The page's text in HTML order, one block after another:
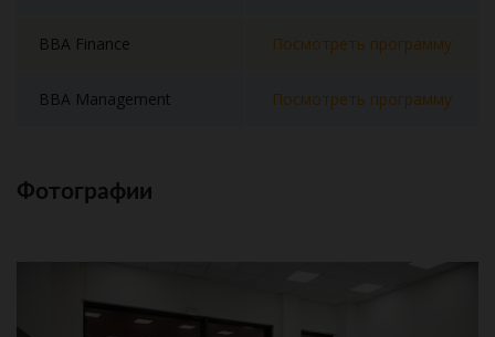
BBA Finance Посмотреть программу
BBA Management Посмотреть программу
Фотографии